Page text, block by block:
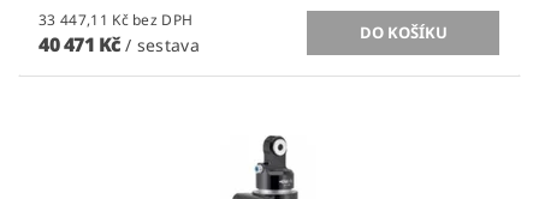
33 447,11 Kč bez DPH
40 471 Kč/ sestava